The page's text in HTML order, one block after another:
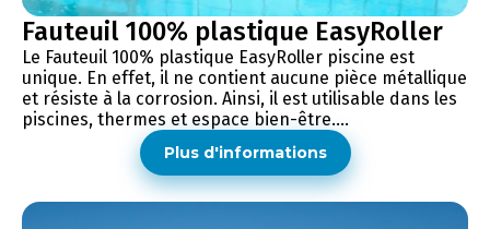
Fauteuil 100% plastique EasyRoller
Le Fauteuil 100% plastique EasyRoller piscine est
unique. En effet, il ne contient aucune pièce métallique
et résiste à la corrosion. Ainsi, il est utilisable dans les
piscines, thermes et espace bien-être....
Plus d'informations